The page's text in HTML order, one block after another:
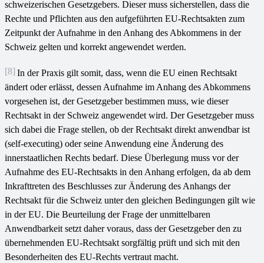
schweizerischen Gesetzgebers. Dieser muss sicherstellen, dass die
Rechte und Pflichten aus den aufgeführten EU-Rechtsakten zum
Zeitpunkt der Aufnahme in den Anhang des Abkommens in der
Schweiz gelten und korrekt angewendet werden.
[8] In der Praxis gilt somit, dass, wenn die EU einen Rechtsakt
ändert oder erlässt, dessen Aufnahme im Anhang des Abkommens
vorgesehen ist, der Gesetzgeber bestimmen muss, wie dieser
Rechtsakt in der Schweiz angewendet wird. Der Gesetzgeber muss
sich dabei die Frage stellen, ob der Rechtsakt direkt anwendbar ist
(self-executing) oder seine Anwendung eine Änderung des
innerstaatlichen Rechts bedarf. Diese Überlegung muss vor der
Aufnahme des EU-Rechtsakts in den Anhang erfolgen, da ab dem
Inkrafttreten des Beschlusses zur Änderung des Anhangs der
Rechtsakt für die Schweiz unter den gleichen Bedingungen gilt wie
in der EU. Die Beurteilung der Frage der unmittelbaren
Anwendbarkeit setzt daher voraus, dass der Gesetzgeber den zu
übernehmenden EU-Rechtsakt sorgfältig prüft und sich mit den
Besonderheiten des EU-Rechts vertraut macht.